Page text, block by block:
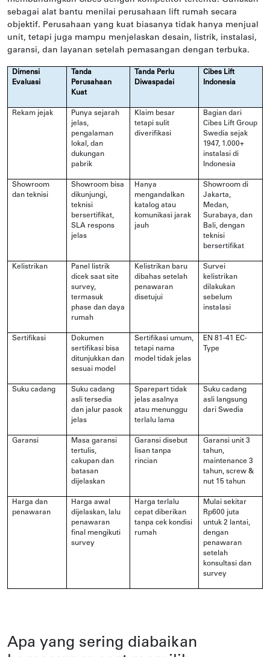
sebagai alat bantu menilai perusahaan lift rumah secara
objektif. Perusahaan yang kuat biasanya tidak hanya menjual
unit, tetapi juga mampu menjelaskan desain, listrik, instalasi,
garansi, dan layanan setelah pemasangan dengan terbuka.
Dimensi
Evaluasi
Tanda
Perusahaan
Kuat
Tanda Perlu
Diwaspadai
Cibes Lift
Indonesia
Rekam jejak
Punya sejarah
jelas,
pengalaman
lokal, dan
dukungan
pabrik
Klaim besar
tetapi sulit
diverifikasi
Bagian dari
Cibes Lift Group
Swedia sejak
1947, 1.000+
instalasi di
Indonesia
Showroom
dan teknisi
Showroom bisa
dikunjungi,
teknisi
bersertifikat,
SLA respons
jelas
Hanya
mengandalkan
katalog atau
komunikasi jarak
jauh
Showroom di
Jakarta,
Medan,
Surabaya, dan
Bali, dengan
teknisi
bersertifikat
Kelistrikan
Panel listrik
dicek saat site
survey,
termasuk
phase dan daya
rumah
Kelistrikan baru
dibahas setelah
penawaran
disetujui
Survei
kelistrikan
dilakukan
sebelum
instalasi
Sertifikasi
Dokumen
sertifikasi bisa
ditunjukkan dan
sesuai model
Sertifikasi umum,
tetapi nama
model tidak jelas
EN 81-41 EC-
Type
Suku cadang
Suku cadang
asli tersedia
dan jalur pasok
jelas
Sparepart tidak
jelas asalnya
atau menunggu
terlalu lama
Suku cadang
asli langsung
dari Swedia
Garansi
Masa garansi
tertulis,
cakupan dan
batasan
dijelaskan
Garansi disebut
lisan tanpa
rincian
Garansi unit 3
tahun,
maintenance 3
tahun, screw &
nut 15 tahun
Harga dan
penawaran
Harga awal
dijelaskan, lalu
penawaran
final mengikuti
survey
Harga terlalu
cepat diberikan
tanpa cek kondisi
rumah
Mulai sekitar
Rp600 juta
untuk 2 lantai,
dengan
penawaran
setelah
konsultasi dan
survey
Apa yang sering diabaikan